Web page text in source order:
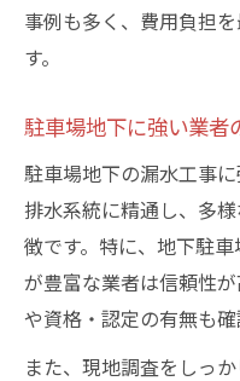
事例も多く、費用負担
す。
駐車場地下に強い業者
駐車場地下の漏水工事
排水系統に精通し、多
徴です。特に、地下駐
が豊富な業者は信頼性
や資格・認定の有無も確
また、現地調査をしっ